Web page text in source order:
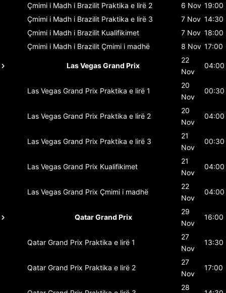
Çmimi i Madh i Brazilit Praktika e lirë 2 6 Nov 19:00
Çmimi i Madh i Brazilit Praktika e lirë 3 7 Nov 14:30
Çmimi i Madh i Brazilit Kualifikimet 7 Nov 18:00
Çmimi i Madh i Brazilit Çmimi i madhë 8 Nov 17:00
Las Vegas Grand Prix
22
Nov
04:00
Las Vegas Grand Prix Praktika e lirë 1
20
Nov
00:30
Las Vegas Grand Prix Praktika e lirë 2
20
Nov
04:00
Las Vegas Grand Prix Praktika e lirë 3
21
Nov
00:30
Las Vegas Grand Prix Kualifikimet
21
Nov
04:00
Las Vegas Grand Prix Çmimi i madhë
22
Nov
04:00
Qatar Grand Prix
29
Nov
16:00
Qatar Grand Prix Praktika e lirë 1
27
Nov
13:30
Qatar Grand Prix Praktika e lirë 2
27
Nov
17:00
28